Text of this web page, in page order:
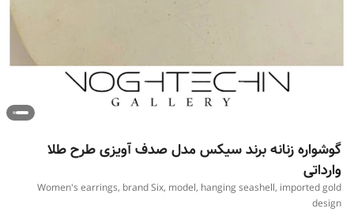
گوشواره زنانه برند سیکس مدل صدف آویزی طرح طلا
وارداتی
Women's earrings, brand Six, model, hanging seashell, imported gold
design